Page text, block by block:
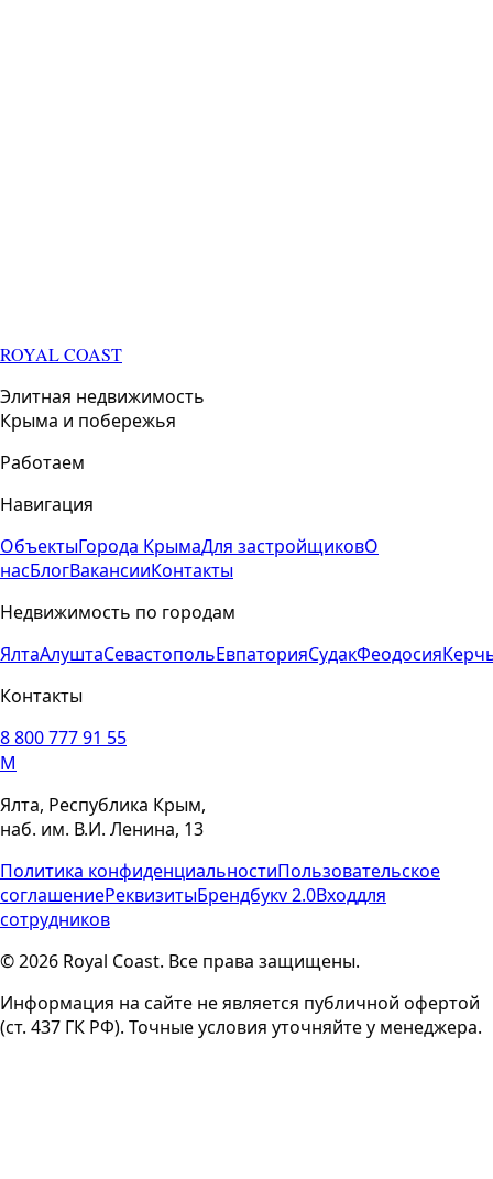
ROYAL COAST
Элитная недвижимость
Крыма и побережья
Работаем
Навигация
ОбъектыГорода КрымаДля застройщиковО
насБлогВакансииКонтакты
Недвижимость по городам
ЯлтаАлуштаСевастопольЕвпаторияСудакФеодосия
Контакты
8 800 777 91 55
M
Ялта, Республика Крым,
наб. им. В.И. Ленина, 13
Политика конфиденциальностиПользовательское
соглашениеРеквизитыБрендбукv 2.0Входдля
сотрудников
© 2026 Royal Coast. Все права защищены.
Информация на сайте не является публичной офертой
(ст. 437 ГК РФ). Точные условия уточняйте у менеджера.